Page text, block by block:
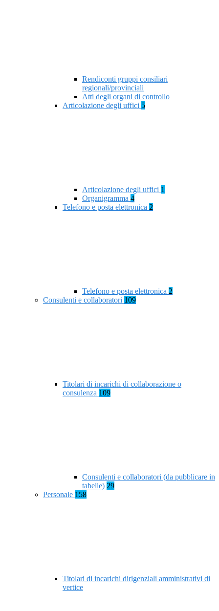
Rendiconti gruppi consiliari
regionali/provinciali
Atti degli organi di controllo
Articolazione degli uffici 5
Articolazione degli uffici 1
Organigramma 4
Telefono e posta elettronica 2
Telefono e posta elettronica 2
Consulenti e collaboratori 109
Titolari di incarichi di collaborazione o
consulenza 109
Consulenti e collaboratori (da pubblicare in
tabelle) 29
Personale 158
Titolari di incarichi dirigenziali amministrativi di
vertice